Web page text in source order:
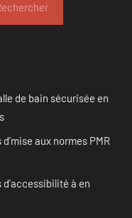
de bain sécurisée en
aux normes PMR
à en